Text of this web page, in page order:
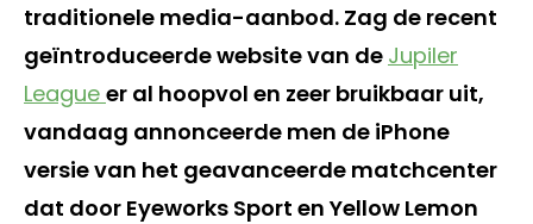
traditionele media-aanbod. Zag de recent
geïntroduceerde website van de Jupiler
League er al hoopvol en zeer bruikbaar uit,
vandaag annonceerde men de iPhone
versie van het geavanceerde matchcenter
dat door Eyeworks Sport en Yellow Lemon